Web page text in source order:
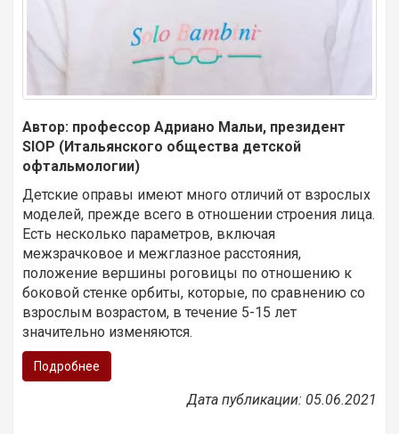
Автор: профессор Адриано Мальи, президент
SIOP (Итальянского общества детской
офтальмологии)
Детские оправы имеют много отличий от взрослых
моделей, прежде всего в отношении строения лица.
Есть несколько параметров, включая
межзрачковое и межглазное расстояния,
положение вершины роговицы по отношению к
боковой стенке орбиты, которые, по сравнению со
взрослым возрастом, в течение 5-15 лет
значительно изменяются.
Подробнее
Дата публикации: 05.06.2021